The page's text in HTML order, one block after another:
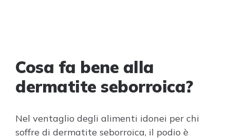
Cosa fa bene alla
dermatite seborroica?
Nel ventaglio degli alimenti idonei per chi
soffre di dermatite seborroica, il podio è